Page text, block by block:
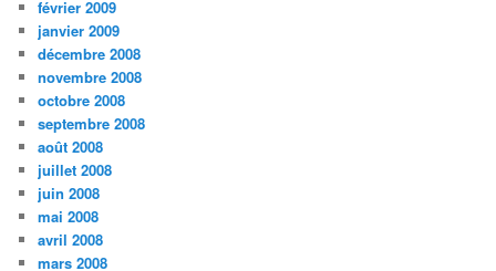
février 2009
janvier 2009
décembre 2008
novembre 2008
octobre 2008
septembre 2008
août 2008
juillet 2008
juin 2008
mai 2008
avril 2008
mars 2008